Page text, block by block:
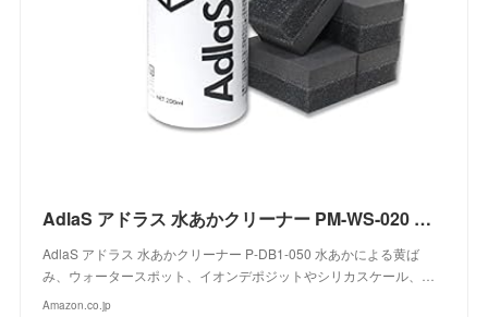
AdlaS アドラス 水あかクリーナー PM-WS-020 ウォータースポット イオンデポジット除去剤 水あか黄ばみ 鉄粉のざらつきを洗浄除去
AdlaS アドラス 水あかクリーナー P-DB1-050 水あかによる黄ば
み、ウォータースポット、イオンデポジットやシリカスケール、…
Amazon.co.jp